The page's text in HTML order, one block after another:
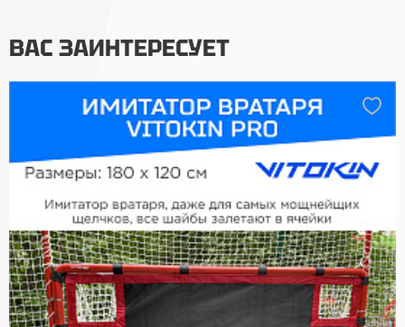
ВАС ЗАИНТЕРЕСУЕТ